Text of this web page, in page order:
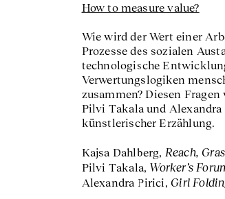
How to measure value?
Wie wird der Wert einer
Prozesse des sozialen
technologische
Verwertungslogiken
zusammen? Diesen
Pilvi Takala und
künstlerischer Erzählung.
Kajsa Dahlberg, Reach,
Pilvi Takala, Worker’s
Alexandra Pirici, Girl